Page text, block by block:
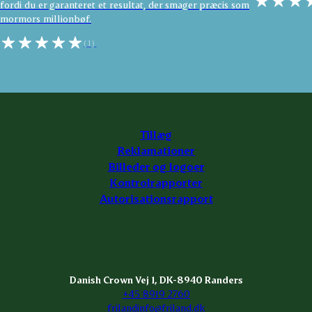
fordi du er garanteret et resultat, der smager præcis som
mormors millionbøf.
(1)
Tillæg
Reklamationer
Billeder og logoer
Kontrolrapporter
Autorisationsrapport
Danish Crown Vej 1, DK-8940 Randers
+45 8919 2760
frilandinfo@friland.dk